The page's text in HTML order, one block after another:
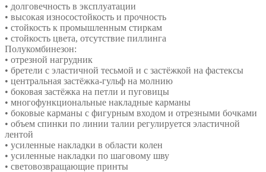
• долговечность в эксплуатации
• высокая износостойкость и прочность
• стойкость к промышленным стиркам
• стойкость цвета, отсутствие пиллинга
Полукомбинезон:
• отрезной нагрудник
• бретели с эластичной тесьмой и с застёжкой на фастексы
• центральная застёжка-гульф на молнию
• боковая застёжка на петли и пуговицы
• многофункциональные накладные карманы
• боковые карманы с фигурным входом и отрезными бочками
• объем спинки по линии талии регулируется эластичной
лентой
• усиленные накладки в области колен
• усиленные накладки по шаговому шву
• световозвращающие принты